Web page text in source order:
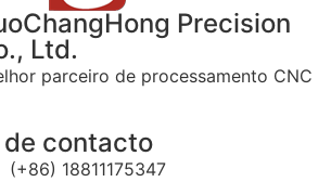
Precision
Ltd.
parceiro de processamento CNC
contacto
(+86) 18811175347